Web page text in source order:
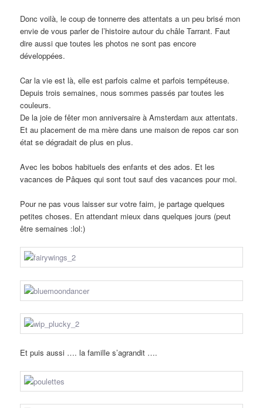
Donc voilà, le coup de tonnerre des attentats a un peu brisé mon
envie de vous parler de l’histoire autour du châle Tarrant. Faut
dire aussi que toutes les photos ne sont pas encore
développées.
Car la vie est là, elle est parfois calme et parfois tempéteuse.
Depuis trois semaines, nous sommes passés par toutes les
couleurs.
De la joie de fêter mon anniversaire à Amsterdam aux attentats.
Et au placement de ma mère dans une maison de repos car son
état se dégradait de plus en plus.
Avec les bobos habituels des enfants et des ados. Et les
vacances de Pâques qui sont tout sauf des vacances pour moi.
Pour ne pas vous laisser sur votre faim, je partage quelques
petites choses. En attendant mieux dans quelques jours (peut
être semaines :lol:)
Et puis aussi …. la famille s’agrandit ….